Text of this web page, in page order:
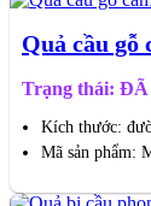
Quả cầu gỗ
Trạng thái:
Kích thước:
Mã sản phẩm: